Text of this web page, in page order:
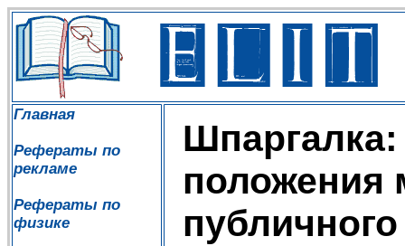
Главная
Рефераты по
рекламе
Рефераты по
физике
положения